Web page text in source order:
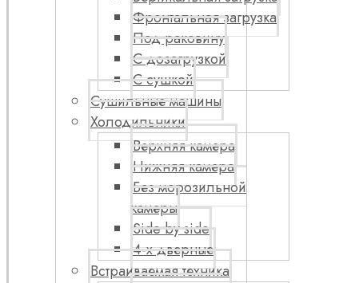
Фронтальная загрузка
Под раковину
С дозагрузкой
С сушкой
Сушильные машины
Холодильники
Верхняя камера
Нижняя камера
Без морозильной
камеры
Side by side
4-х дверные
Встраиваемая техника